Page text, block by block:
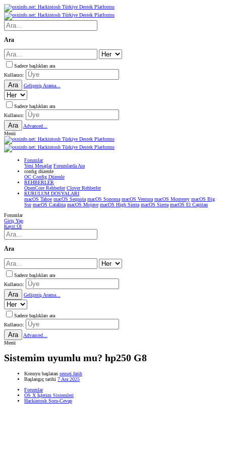
Ara
Sadece başlıkları ara
Kullanıcı:
Ara Gelişmiş Arama...
Sadece başlıkları ara
Kullanıcı:
Ara
Advanced...
Menü
Forumlar
Yeni Mesajlar Forumlarda Ara
confıg düzenle
OC Config Düzenle
REHBERLER
OpenCore Rehberler Clover Rehberler
KURULUM DOSYALARI
macOS Tahoe macOS Sequoia macOS Sonoma macOS Ventura macOS Monterey macOS Big
Sur macOS Catalina macOS Mojave macOS High Sierra macOS Sierra macOS El Capitan
Forumlar
Giriş Yap
Kayıt Ol
Ara
Sadece başlıkları ara
Kullanıcı:
Ara Gelişmiş Arama...
Sadece başlıkları ara
Kullanıcı:
Ara
Advanced...
Menü
Sistemim uyumlu mu? hp250 G8
Konuyu başlatan sensei.fatih
Başlangıç tarihi 7 Ara 2025
Forumlar
OS X İşletim Sistemleri
Hackintosh Soru-Cevap